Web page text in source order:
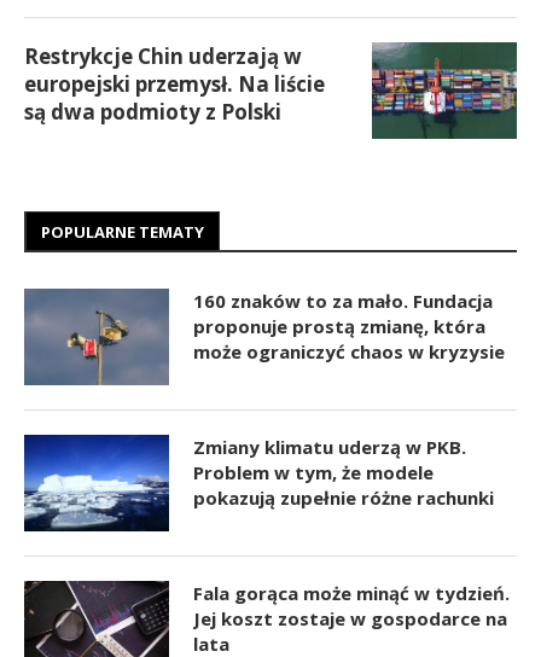
Restrykcje Chin uderzają w
europejski przemysł. Na liście
są dwa podmioty z Polski
POPULARNE TEMATY
160 znaków to za mało. Fundacja
proponuje prostą zmianę, która
może ograniczyć chaos w kryzysie
Zmiany klimatu uderzą w PKB.
Problem w tym, że modele
pokazują zupełnie różne rachunki
Fala gorąca może minąć w tydzień.
Jej koszt zostaje w gospodarce na
lata